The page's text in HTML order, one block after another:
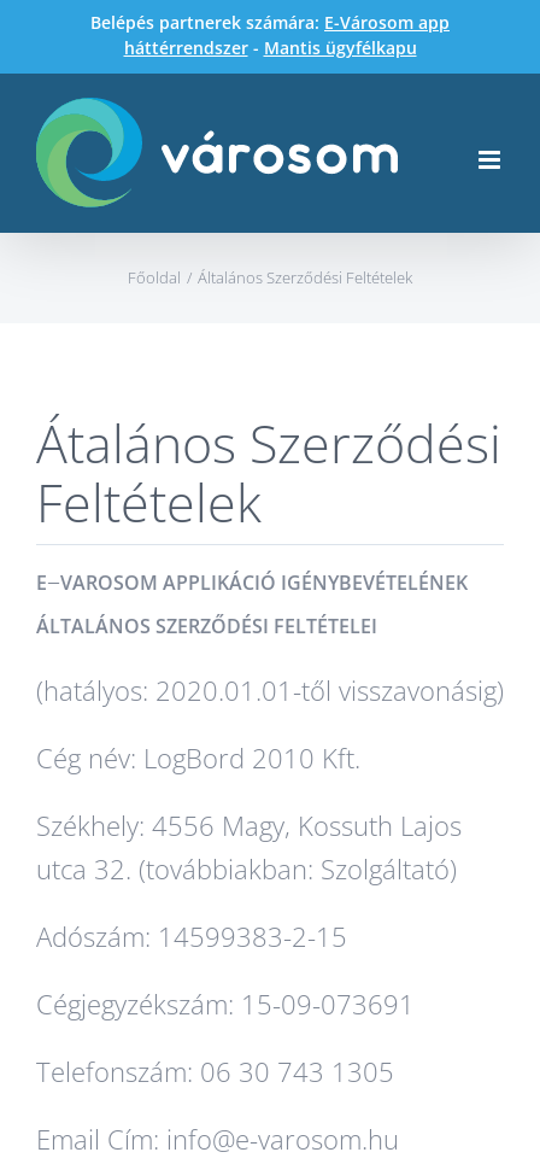
KihagyásBelépés partnerek számára: E-Városom app
háttérrendszer- Mantis ügyfélkapu
Főoldal Általános Szerződési Feltételek
Átalános Szerződési
Feltételek
E–VAROSOM APPLIKÁCIÓ IGÉNYBEVÉTELÉNEK
ÁLTALÁNOS SZERZŐDÉSI FELTÉTELEI
(hatályos: 2020.01.01-től visszavonásig)
Cég név: LogBord 2010 Kft.
Székhely: 4556 Magy, Kossuth Lajos
utca 32. (továbbiakban: Szolgáltató)
Adószám: 14599383-2-15
Cégjegyzékszám: 15-09-073691
Telefonszám: 06 30 743 1305
Email Cím: info@e-varosom.hu